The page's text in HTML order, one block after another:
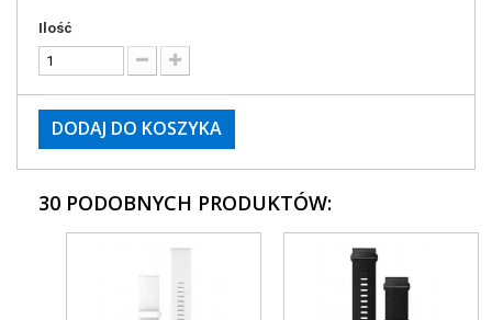
Ilość
DODAJ DO KOSZYKA
30 PODOBNYCH PRODUKTÓW: